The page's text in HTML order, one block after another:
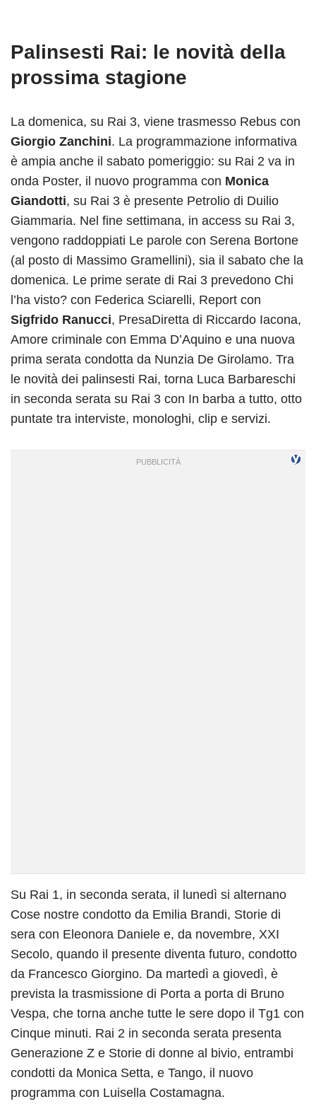
Palinsesti Rai: le novità della
prossima stagione
La domenica, su Rai 3, viene trasmesso Rebus con
Giorgio Zanchini. La programmazione informativa
è ampia anche il sabato pomeriggio: su Rai 2 va in
onda Poster, il nuovo programma con Monica
Giandotti, su Rai 3 è presente Petrolio di Duilio
Giammaria. Nel fine settimana, in access su Rai 3,
vengono raddoppiati Le parole con Serena Bortone
(al posto di Massimo Gramellini), sia il sabato che la
domenica. Le prime serate di Rai 3 prevedono Chi
l’ha visto? con Federica Sciarelli, Report con
Sigfrido Ranucci, PresaDiretta di Riccardo Iacona,
Amore criminale con Emma D’Aquino e una nuova
prima serata condotta da Nunzia De Girolamo. Tra
le novità dei palinsesti Rai, torna Luca Barbareschi
in seconda serata su Rai 3 con In barba a tutto, otto
puntate tra interviste, monologhi, clip e servizi.
Su Rai 1, in seconda serata, il lunedì si alternano
Cose nostre condotto da Emilia Brandi, Storie di
sera con Eleonora Daniele e, da novembre, XXI
Secolo, quando il presente diventa futuro, condotto
da Francesco Giorgino. Da martedì a giovedì, è
prevista la trasmissione di Porta a porta di Bruno
Vespa, che torna anche tutte le sere dopo il Tg1 con
Cinque minuti. Rai 2 in seconda serata presenta
Generazione Z e Storie di donne al bivio, entrambi
condotti da Monica Setta, e Tango, il nuovo
programma con Luisella Costamagna.